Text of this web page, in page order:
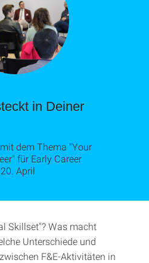
in Deiner
dem Thema "Your
für Early Career
April
Skillset"? Was macht
Unterschiede und
F&E-Aktivitäten in